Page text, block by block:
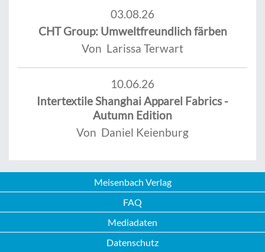
03.08.26
CHT Group: Umweltfreundlich färben
Von Larissa Terwart
10.06.26
Intertextile Shanghai Apparel Fabrics -
Autumn Edition
Von Daniel Keienburg
Meisenbach Verlag
FAQ
Mediadaten
Datenschutz